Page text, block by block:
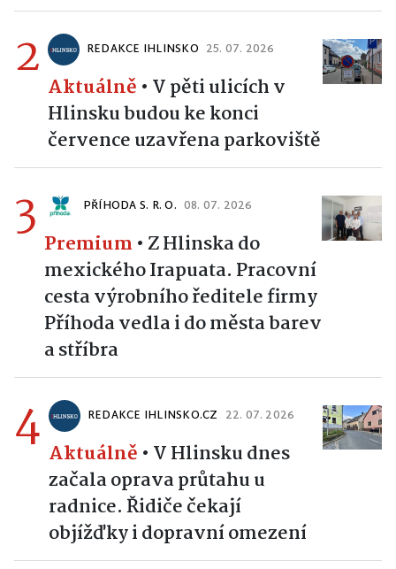
2 REDAKCE IHLINSKO 25. 07. 2026
Aktuálně • V pěti ulicích v
Hlinsku budou ke konci
července uzavřena parkoviště
3 PŘÍHODA S. R. O. 08. 07. 2026
Premium • Z Hlinska do
mexického Irapuata. Pracovní
cesta výrobního ředitele firmy
Příhoda vedla i do města barev
a stříbra
4 REDAKCE IHLINSKO.CZ 22. 07. 2026
Aktuálně • V Hlinsku dnes
začala oprava průtahu u
radnice. Řidiče čekají
objížďky i dopravní omezení